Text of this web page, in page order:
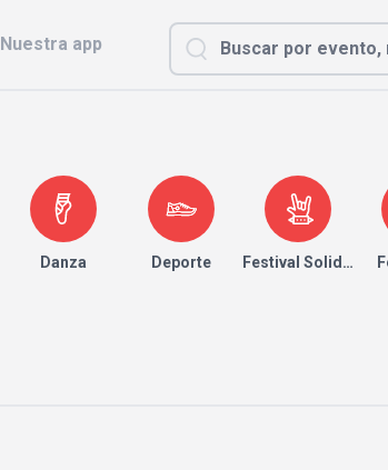
Nuestra app
Danza Deporte Festival Solidario